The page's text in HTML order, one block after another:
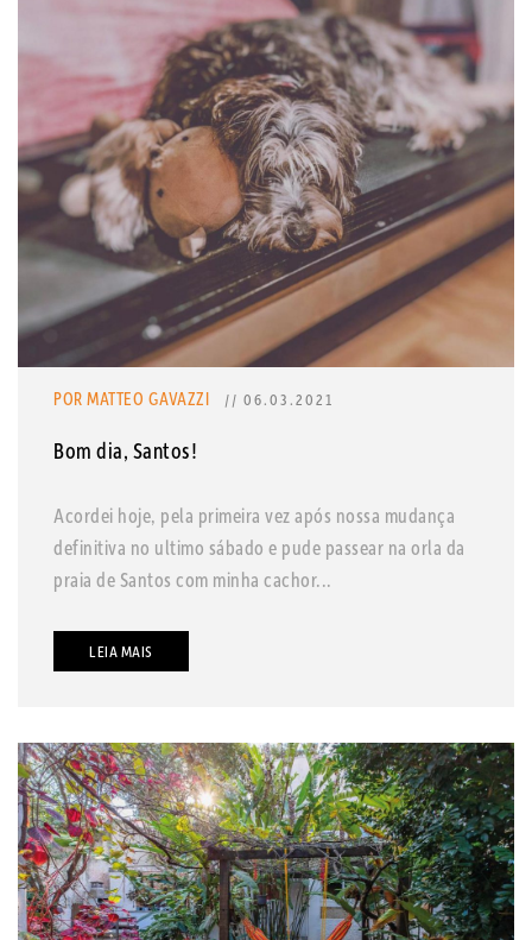
POR MATTEO GAVAZZI // 06.03.2021
Bom dia, Santos!
Acordei hoje, pela primeira vez após nossa mudança
definitiva no ultimo sábado e pude passear na orla da
praia de Santos com minha cachor...
LEIA MAIS